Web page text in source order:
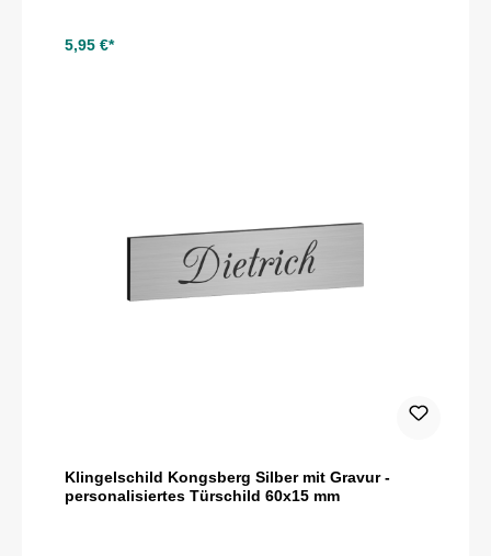
5,95 €*
Klingelschild Kongsberg Silber mit Gravur -
personalisiertes Türschild 60x15 mm